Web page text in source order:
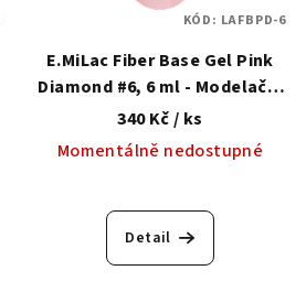
E.MiLac Fiber Base Gel Pink
Diamond #6, 6 ml - Modelační
báze se zpevňujícím
syntetickým vláknem
340 Kč/ ks
Momentálně nedostupné
Detail
KÓD: LAFBPD-6